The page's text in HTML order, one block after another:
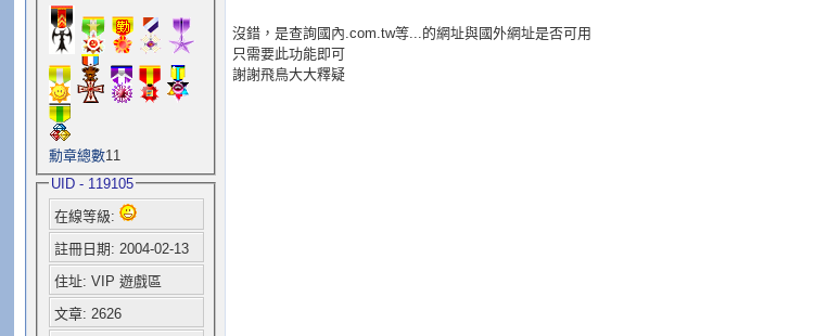
勳章總數11
UID - 119105
在線等級:
註冊日期: 2004-02-13
住址: VIP 遊戲區
文章: 2626
沒錯，是查詢國內.com.tw等...的網址與國外網址是否可用
只需要此功能即可
謝謝飛鳥大大釋疑